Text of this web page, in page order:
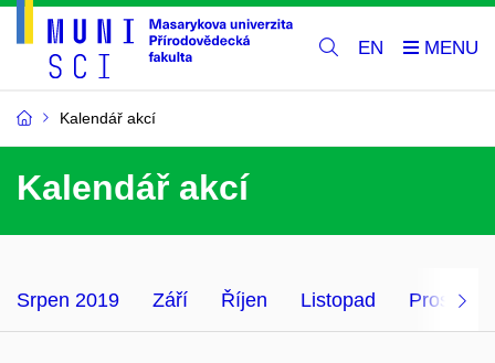
EN
Kalendář akcí
Kalendář akcí
Srpen 2019 Září Říjen Listopad Prosinec